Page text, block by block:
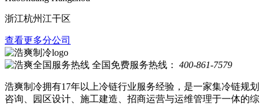
浙江杭州江干区
查看更多分公司
全国免费服务热线： 400-861-7579
浩爽制冷拥有17年以上冷链行业服务经验，是一家集冷链规划
咨询、园区设计、施工建造、招商运营与运维管理于一体的综